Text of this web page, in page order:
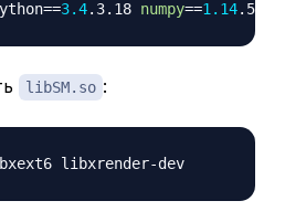
==3.4.3.18 numpy==1.14 .5
libSM.so :
libsm6 libxext6 libxrender-dev